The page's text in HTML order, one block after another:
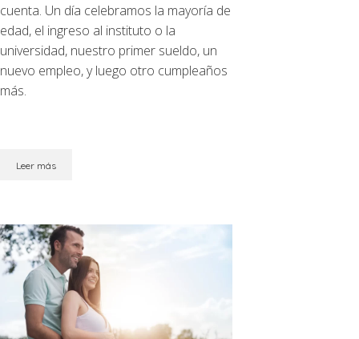
cuenta. Un día celebramos la mayoría de
edad, el ingreso al instituto o la
universidad, nuestro primer sueldo, un
nuevo empleo, y luego otro cumpleaños
más.
Leer más